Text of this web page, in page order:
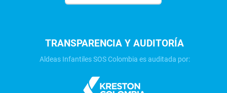
TRANSPARENCIA Y AUDITORÍA
Aldeas Infantiles SOS Colombia es auditada por: